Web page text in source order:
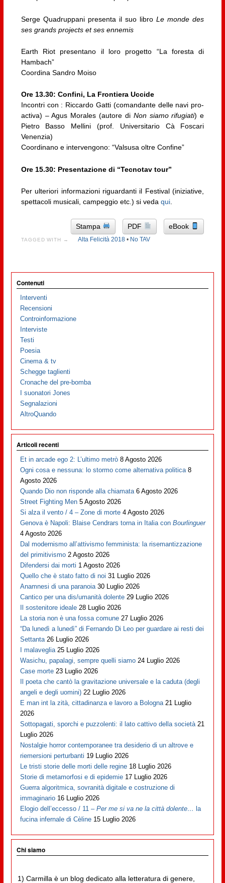
Serge Quadruppani presenta il suo libroLe monde des
ses grands projects et ses ennemis
Earth Riot presentano il loro progetto “La foresta di
Hambach”
Coordina Sandro Moiso
Ore 13.30: Confini, La Frontiera Uccide
Incontri con : Riccardo Gatti (comandante delle navi pro-
activa) – Agus Morales (autore di Non siamo rifugiati) e
Pietro Basso Mellini (prof. Universitario Cà Foscari
Venenzia)
Coordinano e intervengono: “Valsusa oltre Confine”
Ore 15.30: Presentazione di “Tecnotav tour”
Per ulteriori informazioni riguardanti il Festival (iniziative,
spettacoli musicali, campeggio etc.) si veda qui.
Stampa PDF eBook
TAGGED WITH → Alta Felicità 2018 • No TAV
Contenuti
Interventi
Recensioni
Controinformazione
Interviste
Testi
Poesia
Cinema & tv
Schegge taglienti
Cronache del pre-bomba
I suonatori Jones
Segnalazioni
AltroQuando
Articoli recenti
Et in arcade ego 2: L’ultimo metrò 8 Agosto 2026
Ogni cosa e nessuna: lo stormo come alternativa politica 8
Agosto 2026
Quando Dio non risponde alla chiamata 6 Agosto 2026
Street Fighting Men 5 Agosto 2026
Si alza il vento / 4 – Zone di morte 4 Agosto 2026
Genova è Napoli: Blaise Cendrars torna in Italia conBourlinguer
4 Agosto 2026
Dal modernismo all’attivismo femminista: la risemantizzazione
del primitivismo 2 Agosto 2026
Difendersi dai morti 1 Agosto 2026
Quello che è stato fatto di noi 31 Luglio 2026
Anamnesi di una paranoia 30 Luglio 2026
Cantico per una dis/umanità dolente 29 Luglio 2026
Il sostenitore ideale 28 Luglio 2026
La storia non è una fossa comune 27 Luglio 2026
“Da lunedì a lunedì” di Fernando Di Leo per guardare ai resti dei
Settanta 26 Luglio 2026
I malaveglia 25 Luglio 2026
Wasichu, papalagi, sempre quelli siamo 24 Luglio 2026
Case morte 23 Luglio 2026
Il poeta che cantò la gravitazione universale e la caduta (degli
angeli e degli uomini) 22 Luglio 2026
E man int la zità, cittadinanza e lavoro a Bologna 21 Luglio
2026
Sottopagati, sporchi e puzzolenti: il lato cattivo della società 21
Luglio 2026
Nostalgie horror contemporanee tra desiderio di un altrove e
riemersioni perturbanti 19 Luglio 2026
Le tristi storie delle morti delle regine 18 Luglio 2026
Storie di metamorfosi e di epidemie 17 Luglio 2026
Guerra algoritmica, sovranità digitale e costruzione di
immaginario 16 Luglio 2026
Elogio dell’eccesso / 11 –Per me si va ne la città dolente… la
fucina infernale di Cèline 15 Luglio 2026
Chi siamo
1) Carmilla è un blog dedicato alla letteratura di genere,